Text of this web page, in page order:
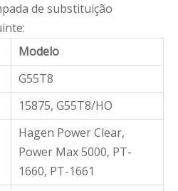
de substituição
Modelo
G55T8
15875, G55T8/HO
Hagen Power Clear,
Power Max 5000, PT-
1660, PT-1661